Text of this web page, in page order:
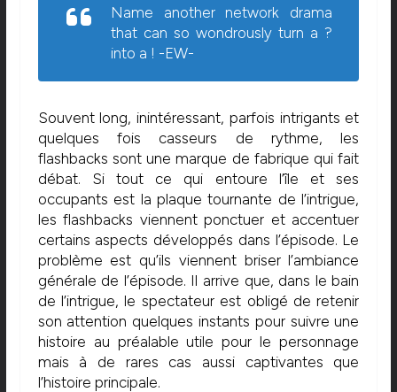
Name another network drama
that can so wondrously turn a ?
into a ! -EW-
Souvent long, inintéressant, parfois intrigants et
quelques fois casseurs de rythme, les
flashbacks sont une marque de fabrique qui fait
débat. Si tout ce qui entoure l’île et ses
occupants est la plaque tournante de l’intrigue,
les flashbacks viennent ponctuer et accentuer
certains aspects développés dans l’épisode. Le
problème est qu’ils viennent briser l’ambiance
générale de l’épisode. Il arrive que, dans le bain
de l’intrigue, le spectateur est obligé de retenir
son attention quelques instants pour suivre une
histoire au préalable utile pour le personnage
mais à de rares cas aussi captivantes que
l’histoire principale.